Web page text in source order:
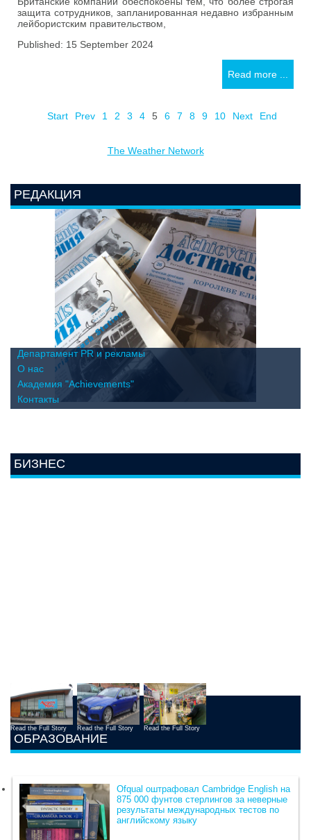
защита сотрудников, запланированная недавно избранным
лейбористским правительством,
Published: 15 September 2024
Read more ...
Start Prev 1 2 3 4 5 6 7 8 9 10 Next End
The Weather Network
РЕДАКЦИЯ
Департамент PR и рекламы
О нас
Академия "Achievements"
Контакты
БИЗНЕС
Read the Full Story Read the Full Story Read the Full Story
ОБРАЗОВАНИЕ
Ofqual оштрафовал Cambridge English на
875 000 фунтов стерлингов за неверные
результаты международных тестов по
английскому языку